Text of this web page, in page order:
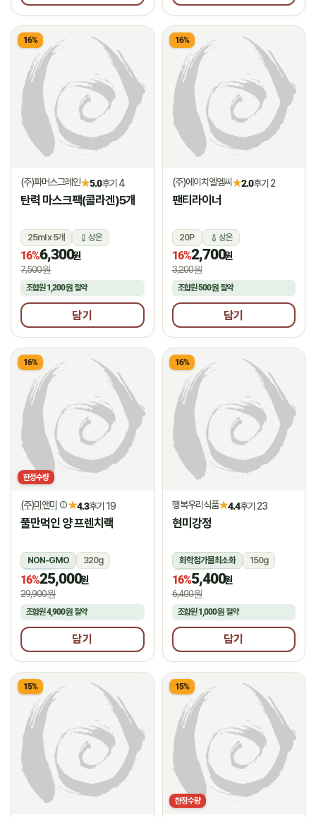
16%
(주)파머스그레인★5.0후기 4
탄력 마스크팩(콜라겐)5개
25ml x 5개 상온
16%6,300원
7,500원
조합원1,200원 절약
담기
16%
(주)에이치엘엠씨★2.0후기 2
팬티라이너
20P 상온
16%2,700원
3,200원
조합원500원절약
담기
16%
한정수량
(주)미앤미 ★4.3후기 19
풀만먹인 양 프렌치랙
NON-GMO
320g
냉동
16%25,000원
29,900원
조합원4,900원 절약
담기
16%
행복우리식품★4.4후기 23
현미강정
화학첨가물최소화
150g
상온
16%5,400원
6,400원
조합원1,000원절약
담기
15% 15%
한정수량